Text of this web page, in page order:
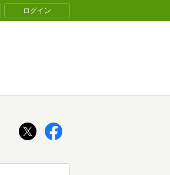
ログイン